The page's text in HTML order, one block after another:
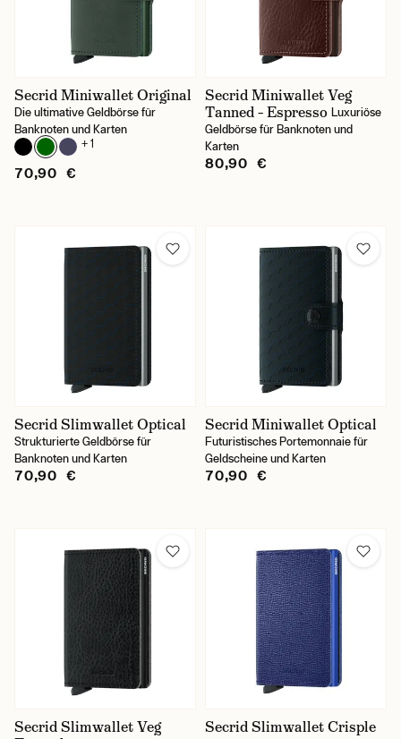
Secrid Miniwallet Original
Die ultimative Geldbörse für
Banknoten und Karten
+ 1
70,90 €
Secrid Miniwallet Veg
Tanned – Espresso Luxuriöse
Geldbörse für Banknoten und
Karten
80,90 €
Secrid Slimwallet Optical
Strukturierte Geldbörse für
Banknoten und Karten
70,90 €
Secrid Miniwallet Optical
Futuristisches Portemonnaie für
Geldscheine und Karten
70,90 €
Secrid Slimwallet Veg
Secrid Slimwallet Crisple